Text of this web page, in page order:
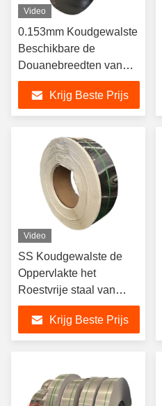
Video
0.153mm Koudgewalste
Beschikbare de
Douanebreedten van
het Roestvrij staalblad
Krijg Beste Prijs
Video
SS Koudgewalste de
Oppervlakte het
Roestvrije staal van
Rolbedelaars rolt 201
304 316Krijg Beste Prijs